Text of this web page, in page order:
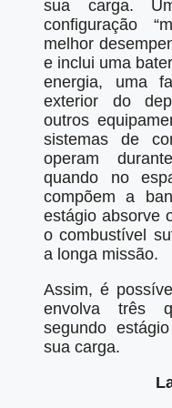
sua carga.
configuração
melhor
e inclui uma
energia, uma
exterior do
outros
sistemas de
operam
quando no
compõem a
estágio absorve
o combustível
a longa missão.
Assim, é
envolva três
segundo
sua carga.